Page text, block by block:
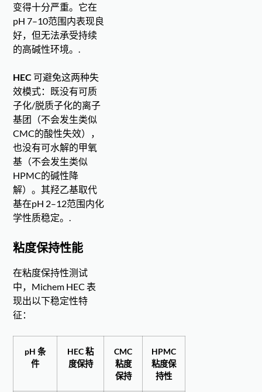
变得十分严重。它在
pH 7–10范围内表现良
好，但无法承受持续
的高碱性环境。.
HEC可避免这两种失
效模式：既没有可质
子化/脱质子化的离子
基团（不会发生类似
CMC的酸性失效），
也没有可水解的甲氧
基（不会发生类似
HPMC的碱性降
解）。其羟乙基取代
基在pH 2–12范围内化
学性质稳定。.
粘度保持性能
在粘度保持性测试
中，Michem HEC 表
现出以下稳定性特
征：
pH 条
件
HEC 粘
度保持
CMC
粘度
保持
HPMC
粘度保
持性